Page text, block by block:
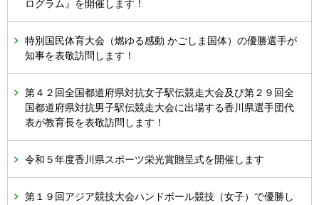
ログラム』を開催します！
特別国民体育大会（燃ゆる感動 かごしま国体）の優勝選手が
知事を表敬訪問します！
第４２回全国都道府県対抗女子駅伝競走大会及び第２９回全
国都道府県対抗男子駅伝競走大会に出場する香川県選手団代
表が教育長を表敬訪問します！
令和５年度香川県スポーツ栄光賞贈呈式を開催します
第１９回アジア競技大会ハンドボール競技（女子）で優勝し